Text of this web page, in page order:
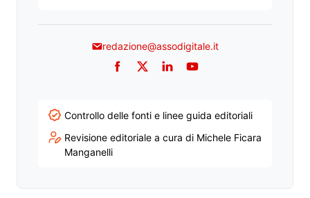
redazione@assodigitale.it
Facebook
TwitterLinkedInYouTube
Controllo delle fonti e linee guida editoriali
Revisione editoriale a cura di Michele Ficara
Manganelli